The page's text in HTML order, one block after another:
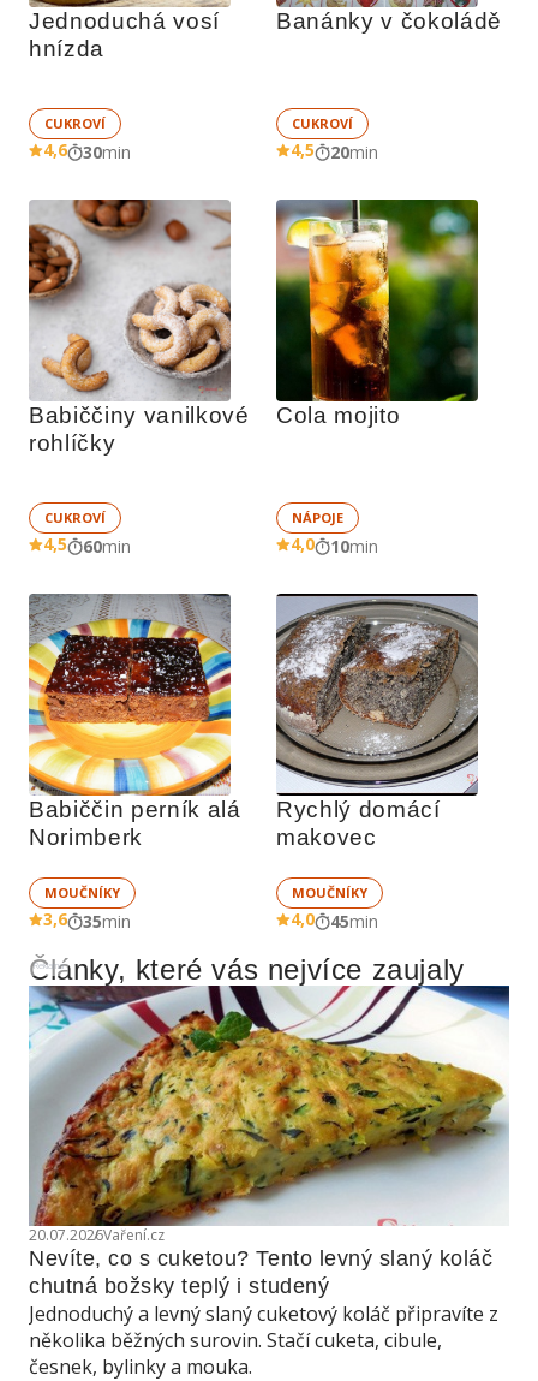
Jednoduchá vosí
hnízda
CUKROVÍ
4,6 30min
Banánky v čokoládě
CUKROVÍ
4,5 20min
Babiččiny vanilkové
rohlíčky
CUKROVÍ
4,5 60min
Cola mojito
NÁPOJE
4,0 10min
Babiččin perník alá
Norimberk
MOUČNÍKY
3,6 35min
Rychlý domácí
makovec
MOUČNÍKY
4,0 45min
Reklama
Články, které vás nejvíce zaujaly
20.07.2026Vaření.cz
Nevíte, co s cuketou? Tento levný slaný koláč
chutná božsky teplý i studený
Jednoduchý a levný slaný cuketový koláč připravíte z
několika běžných surovin. Stačí cuketa, cibule,
česnek, bylinky a mouka.